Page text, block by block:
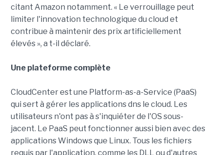
citant Amazon notamment. « Le verrouillage peut
limiter l'innovation technologique du cloud et
contribue à maintenir des prix artificiellement
élevés », a t-il déclaré.
Une plateforme complète
CloudCenter est une Platform-as-a-Service (PaaS)
qui sert à gérer les applications dns le cloud. Les
utilisateurs n'ont pas à s'inquiéter de l'OS sous-
jacent. Le PaaS peut fonctionner aussi bien avec des
applications Windows que Linux. Tous les fichiers
requis par l'application, comme les DLL ou d'autres